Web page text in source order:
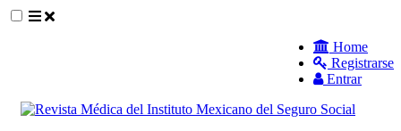
##plugins.themes.themeEleven.accessible_menu.sidebar##
Home
Registrarse
Entrar